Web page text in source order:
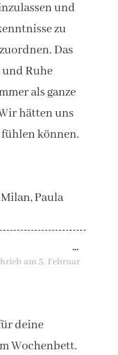
und
zu
Das
Ruhe
als ganze
hätten uns
können.
Paula
am 5. Februar
deine
Wochenbett.
...DIESE